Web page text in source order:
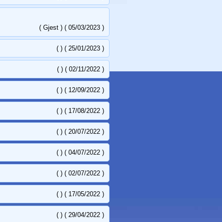
( Gjest ) ( 05/03/2023 )
( ) ( 25/01/2023 )
( ) ( 02/11/2022 )
( ) ( 12/09/2022 )
( ) ( 17/08/2022 )
( ) ( 20/07/2022 )
( ) ( 04/07/2022 )
( ) ( 02/07/2022 )
( ) ( 17/05/2022 )
( ) ( 29/04/2022 )